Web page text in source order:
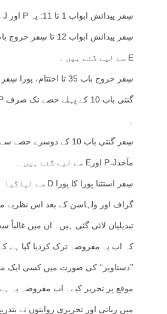
سِفر پیدائش ابواب 1 تا 11: یہ P اور J سے لیے گئے ہیں ۔
E سے لیے گئے ہیں ۔
سِفر خروج باب 35 تا اختتام،
سِفر گنتی باب 10 کے دوسرے
مآخذP،J اورE سے لیے گئے ہیں ۔
سِفر استثنا پورا کا پورا D سے لیاگیا ہے۔
گراف اور ولہاسن کے بعد اس نظریے
تبدیلیاں لائی گئی ہیں۔ ان میں
کہ اب یہ مفروضہ ترک کردیا گیا ہے
’’دستاویز‘‘ کی صورت میں کسی
موقع پر تحریر کیے۔ اب مفروضہ یہ
میں زبانی اور تحریری روایتوں نے